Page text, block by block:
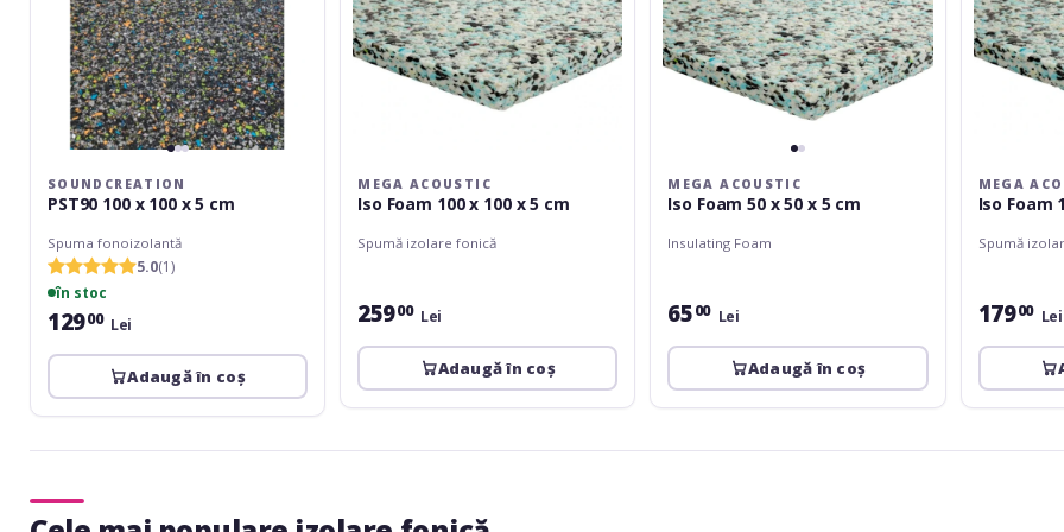
SOUNDCREATION
PST90 100 x 100 x 5 cm
Spuma fonoizolantă
5.0(1)
în stoc
12900 Lei
Adaugă în coș
MEGA ACOUSTIC
Iso Foam 100 x 100 x 5 cm
Spumă izolare fonică
25900 Lei
Adaugă în coș
MEGA ACOUSTIC
Iso Foam 50 x 50 x 5 cm
Insulating Foam
6500 Lei
Adaugă în coș
MEGA
Iso Foam
Spumă
17900 Lei